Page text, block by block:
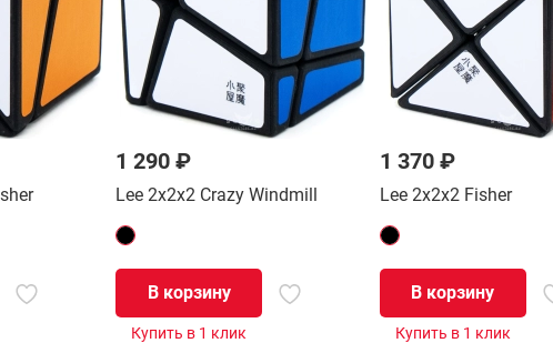
1 290 ₽
Lee 2x2x2 Crazy Windmill
В корзину
Купить в 1 клик
1 370 ₽
Lee 2x2x2 Fisher
В корзину
Купить в 1 клик